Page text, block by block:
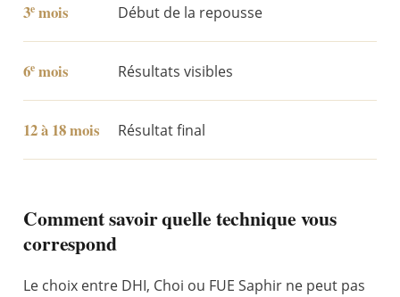
3e mois Début de la repousse
6e mois Résultats visibles
12 à 18 mois Résultat final
Comment savoir quelle technique vous
correspond
Le choix entre DHI, Choi ou FUE Saphir ne peut pas